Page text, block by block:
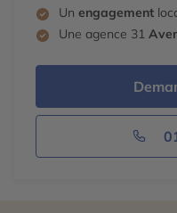
Un engagement
Une agence 31